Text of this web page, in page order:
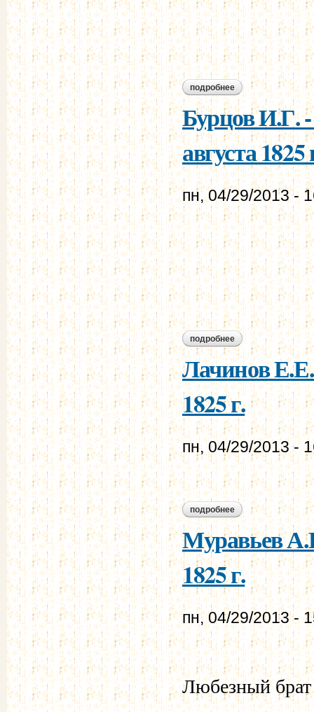
подробнее о лачинов е.е. -
Бурцов И.Г.
августа 1825
пн, 04/29/2013 -
подробнее о бурцов и.г. -
Лачинов
1825 г.
пн, 04/29/2013 -
подробнее о лачинов е.е. -
Муравьев
1825 г.
пн, 04/29/2013 -
Любезный